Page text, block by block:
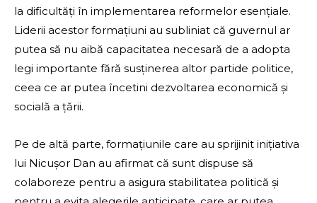
la dificultăți în implementarea reformelor esențiale.
Liderii acestor formațiuni au subliniat că guvernul ar
putea să nu aibă capacitatea necesară de a adopta
legi importante fără susținerea altor partide politice,
ceea ce ar putea încetini dezvoltarea economică și
socială a țării.
Pe de altă parte, formațiunile care au sprijinit inițiativa
lui Nicușor Dan au afirmat că sunt dispuse să
colaboreze pentru a asigura stabilitatea politică și